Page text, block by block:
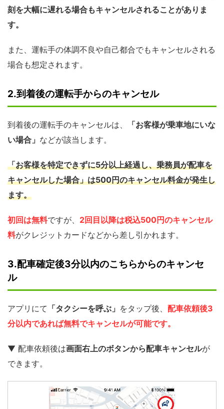
刻を大幅に遅れる場合もキャンセルされることがありま
す。
また、運転手の体調不良や自己都合でもキャンセルされる
場合も想定されます。
2.到着後の運転手からのキャンセル
到着後の運転手のキャンセルは、
「お客様が乗車地にいな
い場合」 などが該当します。
「お客様を特定できずに5分以上経過し、乗務員が配車を
キャンセルした場合」は500円のキャンセル料金が発生し
ます。
初回は無料ですが、 2回目以降は税込500円のキャンセル
料がクレジットカードなどから差し引かれます。
3.配車確定後3分以内のこちらからのキャンセ
ル
アプリにて 「タクシーを呼ぶ」 をタップ後、 配車依頼後3
分以内であれば無料でキャンセルが可能です。
▼ 配車依頼後は画面右上のボタンから配車キャンセルが
できます。